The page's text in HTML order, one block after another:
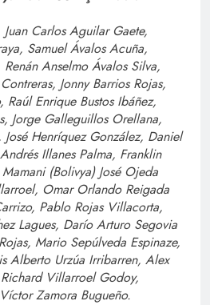
Carlos Aguilar Gaete,
Samuel Ávalos Acuña,
Anselmo Ávalos Silva,
Jonny Barrios Rojas,
Enrique Bustos Ibáñez,
Jorge Galleguillos Orellana,
Henríquez González, Daniel
Illanes Palma, Franklin
(Bolivya) José Ojeda
Omar Orlando Reigada
Pablo Rojas Villacorta,
Lagues, Darío Arturo Segovia
Mario Sepúlveda Espinaze,
Alberto Urzúa Irribarren, Alex
Villarroel Godoy,
Zamora Bugueño.